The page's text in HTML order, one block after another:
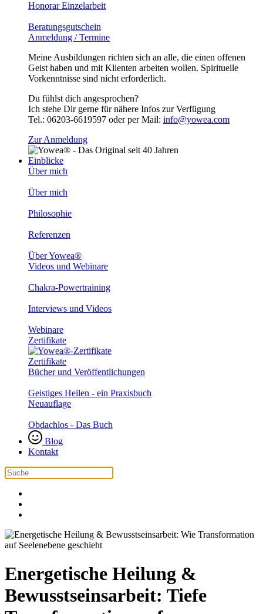
Honorar Einzelarbeit
Beratungsgutschein
Anmeldung / Termine
Meine Ausbildungen richten sich an alle, die einen offenen
Geist haben und mit Klienten arbeiten wollen. Spirituelle
Vorkenntnisse sind nicht erforderlich.
Du fühlst dich angesprochen?
Ich stehe Dir gerne für nähere Infos zur Verfügung
Tel.: 06203-6619597 oder per Mail: info@yowea.com
Zur Anmeldung
Einblicke
Über mich
Über mich
Philosophie
Referenzen
Über Yowea®
Videos und Webinare
Chakra-Powertraining
Interviews und Videos
Webinare
Zertifikate
Zertifikate
Bücher und Veröffentlichungen
Geistiges Heilen - ein Praxisbuch
Neuauflage
Obdachlos - Das Buch
Blog
Kontakt
Energetische Heilung &
Bewusstseinsarbeit: Tiefe